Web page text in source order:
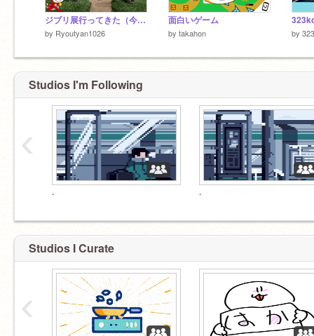
ジブリ展行ってきた（今更）
by Ryoutyan1026
面白いゲーム
by takahon by
Studios I'm Following
. .
‹
Studios I Curate
‹